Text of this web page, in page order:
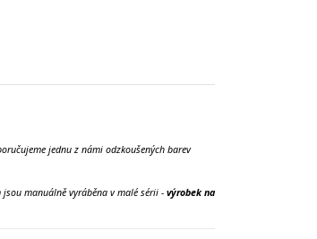
jednu z námi odzkoušených barev
manuálně vyráběna v malé sérii - výrobek na